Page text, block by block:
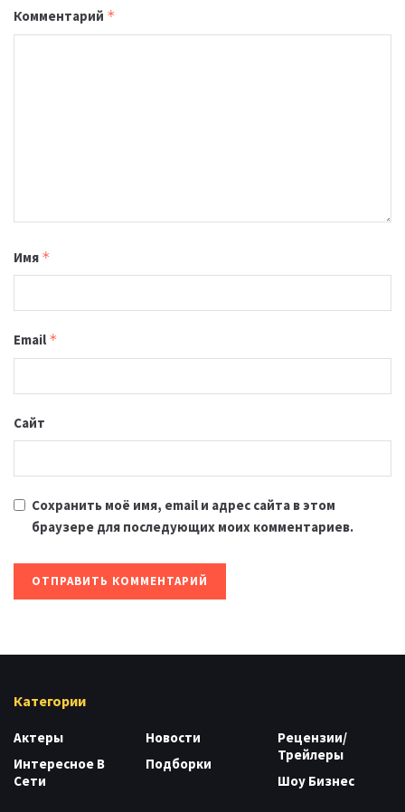
Комментарий *
Имя *
Email *
Сайт
Сохранить моё имя, email и адрес сайта в этом
браузере для последующих моих комментариев.
Категории
Актеры
Интересное В
Сети
Новости
Подборки
Рецензии/
Трейлеры
Шоу Бизнес